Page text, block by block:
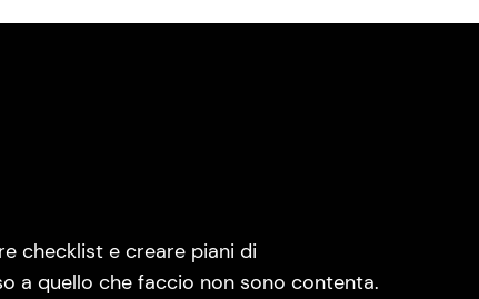
checklist e creare piani di
a quello che faccio non sono contenta.